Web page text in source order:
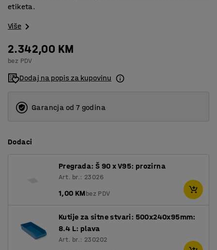
etiketa.
Više
2.342,00 KM
bez PDV
Dodaj na popis za kupovinu
Garancja od 7 godina
Dodaci
Pregrada: Š 90 x V95: prozirna
Art. br.: 23026
1,00 KMbez PDV
Kutije za sitne stvari: 500x240x95mm:
8.4 L: plava
Art. br.: 230202